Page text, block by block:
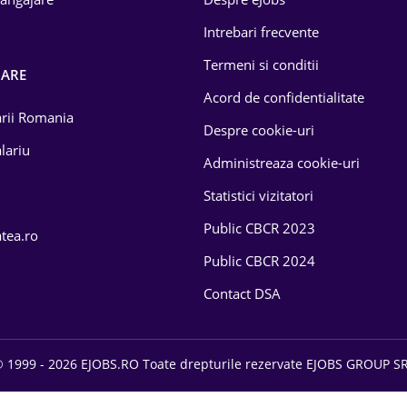
Romania
Intrebari frecvente
Termeni si conditii
Acord de confidentialitate
Despre cookie-uri
Administreaza cookie-uri
Statistici vizitatori
Public CBCR 2023
Public CBCR 2024
Contact DSA
1999 - 2026 EJOBS.RO Toate drepturile rezervate EJOBS GROUP